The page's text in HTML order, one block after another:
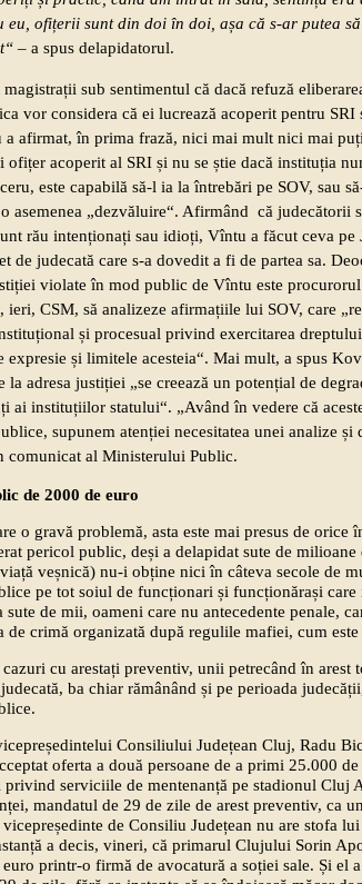
eu, ofițerii sunt din doi în doi, așa că s-ar putea
– a spus delapidatorul.
sub sentimentul că dacă refuză
vor considera că ei lucrează acoperit pentru SRI
a afirmat, în prima frază, nici mai mult nici mai
ofițer acoperit al SRI și nu se știe dacă instituția
este capabilă să-l ia la întrebări pe SOV, sau
asemenea „dezvăluire“. Afirmând că judecătorii
rău intenționați sau idioți, Vîntu a făcut ceva pe
de judecată care s-a dovedit a fi de partea sa.
violate în mod public de Vîntu este
ieri, CSM, să analizeze afirmațiile lui SOV, care
și procesual privind exercitarea
expresie și limitele acesteia“. Mai mult, a spus
la adresa justiției „se creează un potențial de
ai instituțiilor statului“. „Având în vedere că
supunem atenției necesitatea unei analize și
comunicat al Ministerului Public.
de 2000 de euro
o gravă problemă, asta este mai presus de
pericol public, deși a delapidat sute de
veșnică) nu-i obține nici în câteva secole de
pe tot soiul de funcționari și funcționărași care
sute de mii, oameni care nu antecedente penale,
de crimă organizată după regulile mafiei, cum
cu arestați preventiv, unii petrecând în arest
ba chiar rămânând și pe perioada
Consiliului Județean Cluj, Radu
oferta a două persoane de a primi 25.000
serviciile de mentenanță pe stadionul Cluj
mandatul de 29 de zile de arest preventiv, ca
de Consiliu Județean nu are stofa
a decis, vineri, că primarul Clujului Sorin
printr-o firmă de avocatură a soției sale. Și el